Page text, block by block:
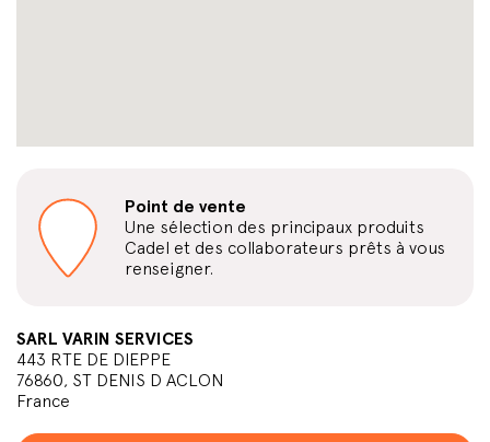
Point de vente
Une sélection des principaux produits
Cadel et des collaborateurs prêts à vous
renseigner.
SARL VARIN SERVICES
443 RTE DE DIEPPE
76860, ST DENIS D ACLON
France